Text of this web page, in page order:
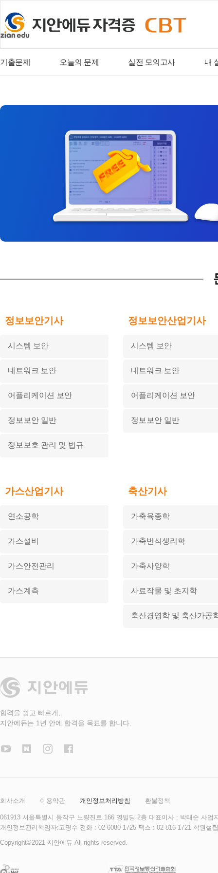
기출문제 오늘의 문제 실전 모의고사 내
정보보안기사
시스템 보안
네트워크 보안
어플리케이션 보안
정보보안 일반
정보보호 관리 및 법규
정보보안산업기사
시스템 보안
네트워크 보안
어플리케이션 보안
정보보안 일반
가스산업기사
연소공학
가스설비
가스안전관리
가스계측
축산기사
가축육종학
가축번식생리학
가축사양학
사료작물 및 초지학
축산경영학 및 축산가공
합격을 쉽고 빠르게,
지안에듀는 1년 안에 합격을 목표를 합니다.
회사소개 이용약관 개인정보처리방침 환불정책
061913 서울특별시 동작구 노량진로 166 영빌딩 2층 대표이사 : 박태순 사
개인정보관리책임자:고명수 전화 : 02-6080-1725 팩스 : 02-816-1721 학원
Copyright©2021 지안에듀 All rights reserved.